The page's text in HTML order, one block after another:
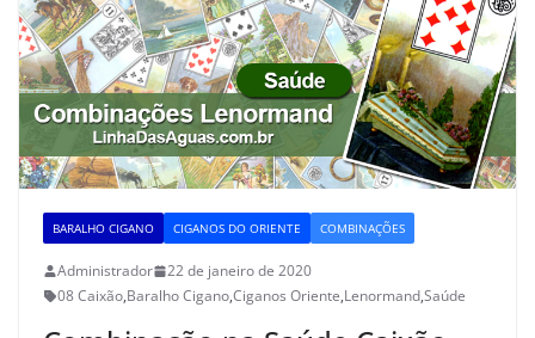
BARALHO CIGANO CIGANOS DO ORIENTE COMBINAÇÕES
Administrador
22 de janeiro de 2020
08 Caixão,Baralho Cigano,Ciganos Oriente,Lenormand,Saúde